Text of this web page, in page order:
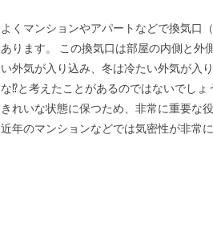
よくマンションやアパートなどで換気口
あります。 この換気口は部屋の内側と外
い外気が入り込み、冬は冷たい外気が入
な⁉️と考えたことがあるのではないでし
きれいな状態に保つため、非常に重要な
近年のマンションなどでは気密性が非常